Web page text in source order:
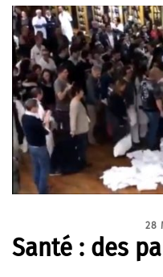
28
Santé : des